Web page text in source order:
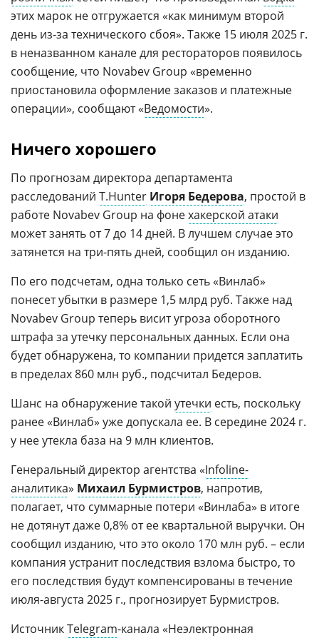
этих марок не отгружается «как минимум второй
день из-за технического сбоя». Также 15 июля 2025 г.
в неназванном канале для рестораторов появилось
сообщение, что Novabev Group «временно
приостановила оформление заказов и платежные
операции», сообщают «Ведомости».
Ничего хорошего
По прогнозам директора департамента
расследований T.Hunter Игоря Бедерова, простой в
работе Novabev Group на фонехакерской атаки
может занять от 7 до 14 дней. В лучшем случае это
затянется на три-пять дней, сообщил он изданию.
По его подсчетам, одна только сеть «Винлаб»
понесет убытки в размере 1,5 млрд руб. Также над
Novabev Group теперь висит угроза оборотного
штрафа за утечку персональных данных. Если она
будет обнаружена, то компании придется заплатить
в пределах 860 млн руб., подсчитал Бедеров.
Шанс на обнаружение такой утечки есть, поскольку
ранее «Винлаб» уже допускала ее. В середине 2024 г.
у нее утекла база на 9 млн клиентов.
Генеральный директор агентства «Infoline-
аналитика» Михаил Бурмистров, напротив,
полагает, что суммарные потери «Винлаба» в итоге
не дотянут даже 0,8% от ее квартальной выручки. Он
сообщил изданию, что это около 170 млн руб. – если
компания устранит последствия взлома быстро, то
его последствия будут компенсированы в течение
июля-августа 2025 г., прогнозирует Бурмистров.
ИсточникTelegram-канала «Неэлектронная